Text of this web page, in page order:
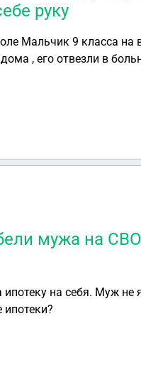
руку
Мальчик 9 класса на
, его отвезли в
что нужно найти
мужа на
на себя. Муж
ипотеки?